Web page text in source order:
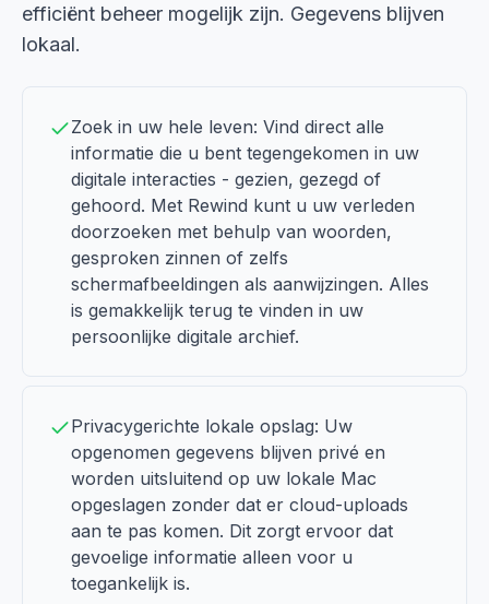
efficiënt beheer mogelijk zijn. Gegevens blijven
lokaal.
Zoek in uw hele leven: Vind direct alle
informatie die u bent tegengekomen in uw
digitale interacties - gezien, gezegd of
gehoord. Met Rewind kunt u uw verleden
doorzoeken met behulp van woorden,
gesproken zinnen of zelfs
schermafbeeldingen als aanwijzingen. Alles
is gemakkelijk terug te vinden in uw
persoonlijke digitale archief.
Privacygerichte lokale opslag: Uw
opgenomen gegevens blijven privé en
worden uitsluitend op uw lokale Mac
opgeslagen zonder dat er cloud-uploads
aan te pas komen. Dit zorgt ervoor dat
gevoelige informatie alleen voor u
toegankelijk is.